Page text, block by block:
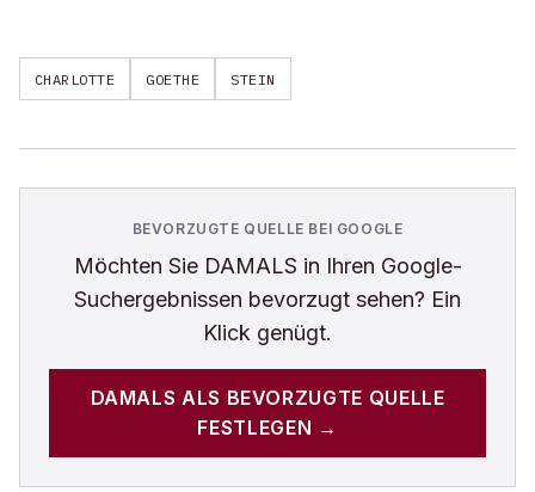
CHARLOTTE GOETHE STEIN
BEVORZUGTE QUELLE BEI GOOGLE
Möchten Sie DAMALS in Ihren Google-
Suchergebnissen bevorzugt sehen? Ein
Klick genügt.
DAMALS ALS BEVORZUGTE QUELLE
FESTLEGEN →